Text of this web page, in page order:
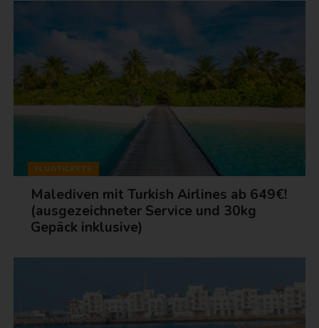
FLUGTICKETS
Malediven mit Turkish Airlines ab 649€!
(ausgezeichneter Service und 30kg
Gepäck inklusive)